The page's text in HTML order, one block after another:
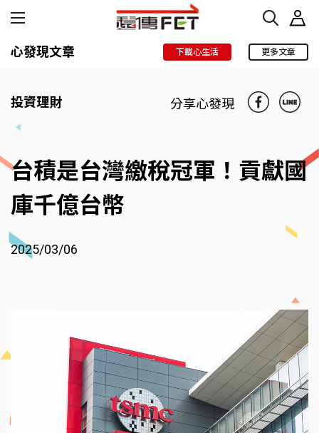
心發現文章 下載心生活 更多文章
投資理財 分享心發現
台積是台灣繳稅冠軍！貢獻國
庫千億台幣
2025/03/06